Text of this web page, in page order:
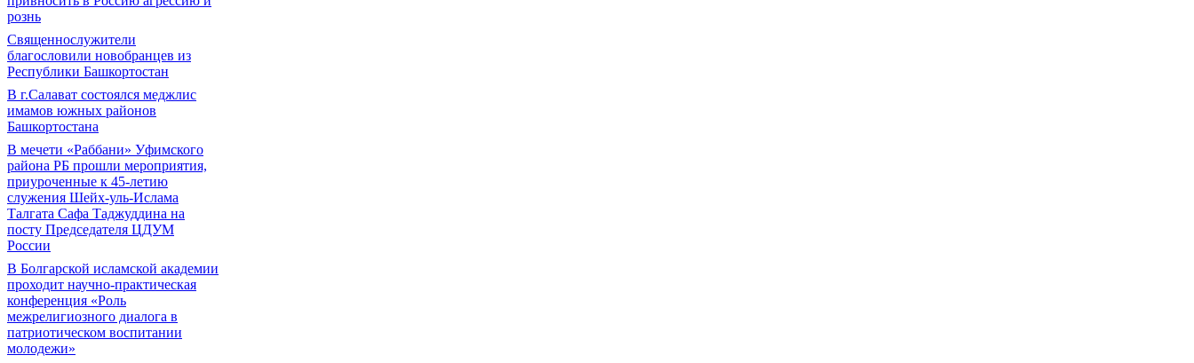
рознь
Священнослужители
благословили новобранцев из
Республики Башкортостан
В г.Салават состоялся меджлис
имамов южных районов
Башкортостана
В мечети «Раббани» Уфимского
района РБ прошли мероприятия,
приуроченные к 45-летию
служения Шейх-уль-Ислама
Талгата Сафа Таджуддина на
посту Председателя ЦДУМ
России
В Болгарской исламской академии
проходит научно-практическая
конференция «Роль
межрелигиозного диалога в
патриотическом воспитании
молодежи»